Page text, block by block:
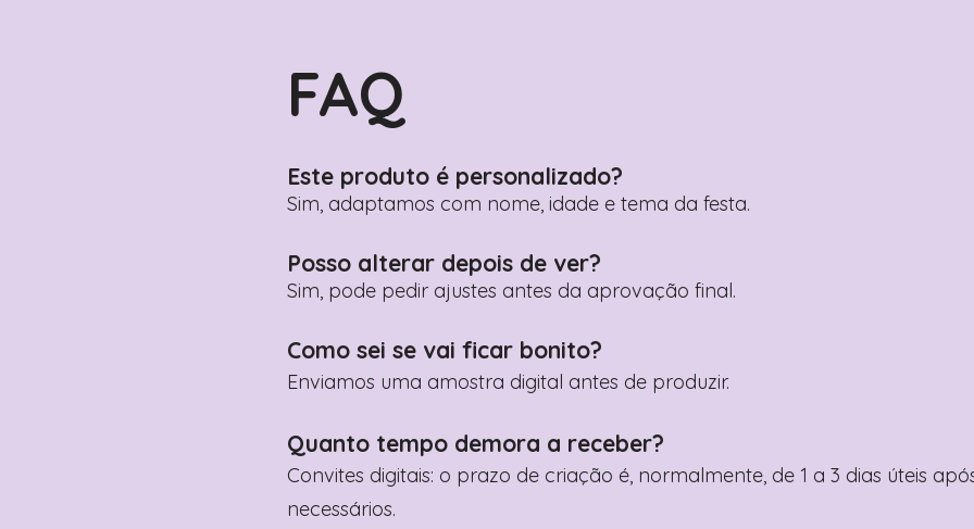
FAQ
Este produto é personalizado?
Sim, adaptamos com nome, idade e tema da festa.
Posso alterar depois de ver?
Sim, pode pedir ajustes antes da aprovação final.
Como sei se vai ficar bonito?
Enviamos uma amostra digital antes de produzir.
Quanto tempo demora a receber?
Convites digitais: o prazo de criação é, normalmente, de 1 a 3 dias úteis
necessários.